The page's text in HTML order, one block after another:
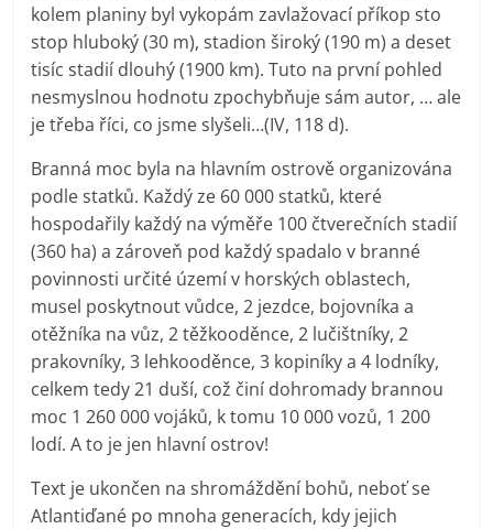
kolem planiny byl vykopám zavlažovací příkop sto
stop hluboký (30 m), stadion široký (190 m) a deset
tisíc stadií dlouhý (1900 km). Tuto na první pohled
nesmyslnou hodnotu zpochybňuje sám autor, … ale
je třeba říci, co jsme slyšeli…(IV, 118 d).
Branná moc byla na hlavním ostrově organizována
podle statků. Každý ze 60 000 statků, které
hospodařily každý na výměře 100 čtverečních stadií
(360 ha) a zároveň pod každý spadalo v branné
povinnosti určité území v horských oblastech,
musel poskytnout vůdce, 2 jezdce, bojovníka a
otěžníka na vůz, 2 těžkooděnce, 2 lučištníky, 2
prakovníky, 3 lehkooděnce, 3 kopiníky a 4 lodníky,
celkem tedy 21 duší, což činí dohromady brannou
moc 1 260 000 vojáků, k tomu 10 000 vozů, 1 200
lodí. A to je jen hlavní ostrov!
Text je ukončen na shromáždění bohů, neboť se
Atlantiďané po mnoha generacích, kdy jejich